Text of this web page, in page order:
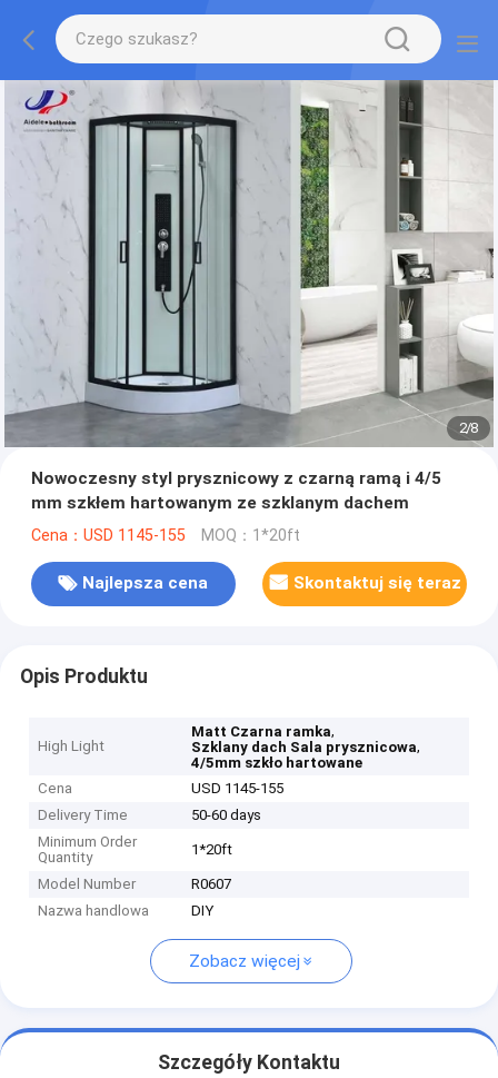
2/8
Nowoczesny styl prysznicowy z czarną ramą i 4/5
mm szkłem hartowanym ze szklanym dachem
Cena：USD 1145-155 MOQ：1*20ft
Najlepsza cena Skontaktuj się teraz
Opis Produktu
High Light
Matt Czarna ramka,
Szklany dach Sala prysznicowa,
4/5mm szkło hartowane
Cena
USD 1145-155
Delivery Time
50-60 days
Minimum Order
Quantity
1*20ft
Model Number
R0607
Nazwa handlowa
DIY
Zobacz więcej
Szczegóły Kontaktu